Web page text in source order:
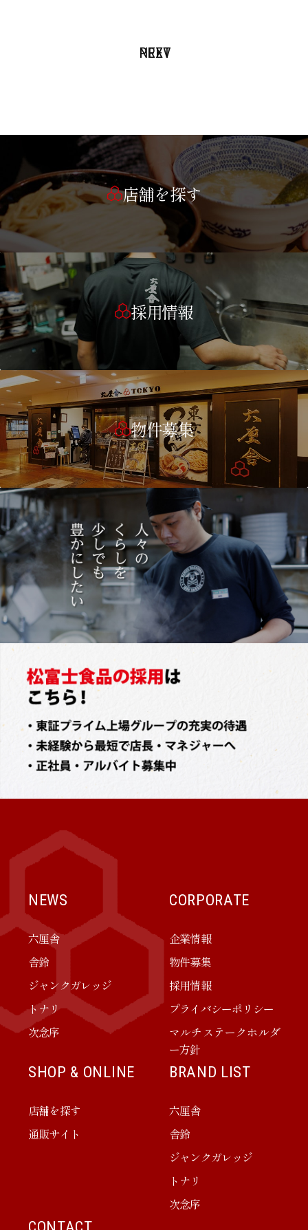
PREV
NEXT
店舗を探す
採用情報
物件募集
NEWS
六厘舎
舎鈴
ジャンクガレッジ
トナリ
次念序
CORPORATE
企業情報
物件募集
採用情報
プライバシーポリシー
マルチステークホルダ
ー方針
SHOP & ONLINE
店舗を探す
通販サイト
BRAND LIST
六厘舎
舎鈴
ジャンクガレッジ
トナリ
次念序